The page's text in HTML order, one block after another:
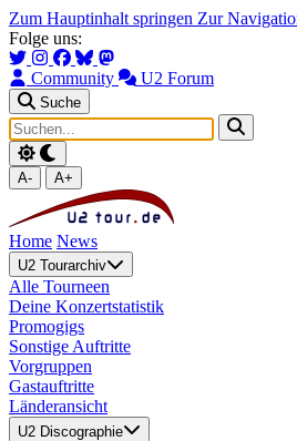
Zum Hauptinhalt springen Zur
Folge uns:
Community U2 Forum
Suche
A- A+
Home News
U2 Tourarchiv
Alle Tourneen
Deine Konzertstatistik
Promogigs
Sonstige Auftritte
Vorgruppen
Gastauftritte
Länderansicht
U2 Discographie